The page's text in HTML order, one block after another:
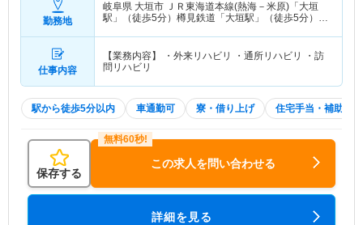
勤務地
岐阜県 大垣市 ＪＲ東海道本線(熱海－米原)「大垣
駅」（徒歩5分）樽見鉄道「大垣駅」（徒歩5分）
仕事内容
【業務内容】 ・外来リハビリ ・通所リハビリ ・訪
問リハビリ
駅から徒歩5分以内 車通勤可 寮・借り上げ 住宅手当・補助
保存する
この求人を問い合わせる
詳細を見る